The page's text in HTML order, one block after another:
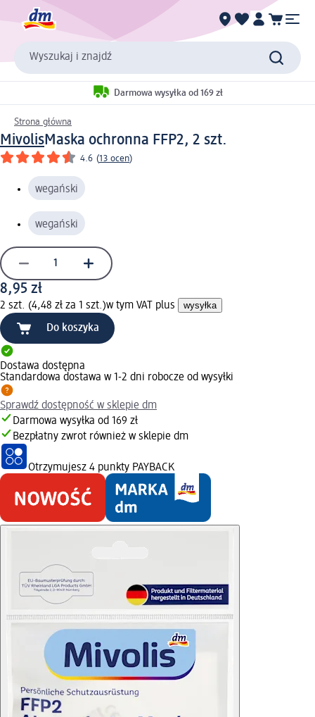
Wyszukaj i znajdź
Darmowa wysyłka od 169 zł
Strona główna
MivolisMaska ochronna FFP2, 2 szt.
4.6 (13 ocen)
wegański
wegański
8,95 zł
2 szt. (4,48 zł za 1 szt.)w tym VAT plus wysyłka
Do koszyka
Dostawa dostępna
Standardowa dostawa w 1-2 dni robocze od wysyłki
Sprawdź dostępność w sklepie dm
Darmowa wysyłka od 169 zł
Bezpłatny zwrot również w sklepie dm
Otrzymujesz 4 punkty PAYBACK